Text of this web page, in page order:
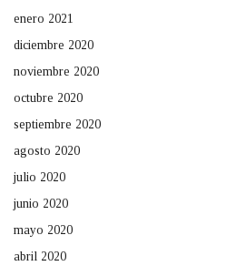
enero 2021
diciembre 2020
noviembre 2020
octubre 2020
septiembre 2020
agosto 2020
julio 2020
junio 2020
mayo 2020
abril 2020